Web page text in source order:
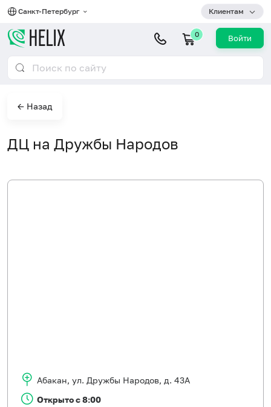
Санкт-Петербург Клиентам
0 Войти
← Назад
ДЦ на Дружбы Народов
Абакан, ул. Дружбы Народов, д. 43А
Открыто с 8:00